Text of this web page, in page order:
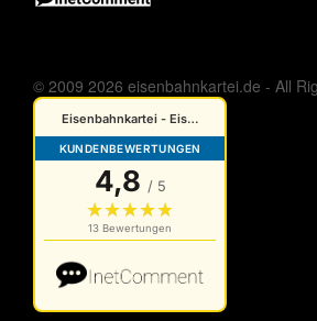
© 2009 2026 eisenbahnkartei.de - All